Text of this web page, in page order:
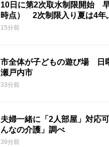
10日に第2次取水制限開始
時点） 2次制限入り夏は4年
15分前
市全体が子どもの遊び場 日
瀬戸内市
33分前
夫婦一緒に「2人部屋」対
んなの介護」調べ
39分前